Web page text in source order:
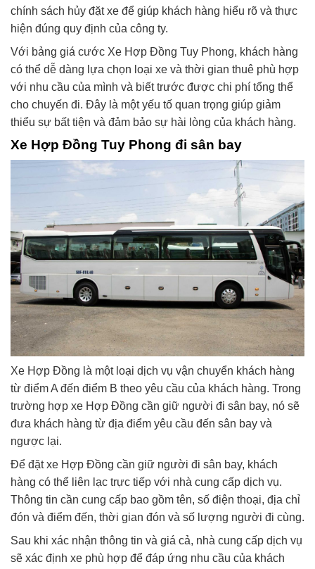
chính sách hủy đặt xe để giúp khách hàng hiểu rõ và thực
hiện đúng quy định của công ty.
Với bảng giá cước Xe Hợp Đồng Tuy Phong, khách hàng
có thể dễ dàng lựa chọn loại xe và thời gian thuê phù hợp
với nhu cầu của mình và biết trước được chi phí tổng thể
cho chuyến đi. Đây là một yếu tố quan trọng giúp giảm
thiểu sự bất tiện và đảm bảo sự hài lòng của khách hàng.
Xe Hợp Đồng Tuy Phong đi sân bay
Xe Hợp Đồng là một loại dịch vụ vận chuyển khách hàng
từ điểm A đến điểm B theo yêu cầu của khách hàng. Trong
trường hợp xe Hợp Đồng cần giữ người đi sân bay, nó sẽ
đưa khách hàng từ địa điểm yêu cầu đến sân bay và
ngược lại.
Để đặt xe Hợp Đồng cần giữ người đi sân bay, khách
hàng có thể liên lạc trực tiếp với nhà cung cấp dịch vụ.
Thông tin cần cung cấp bao gồm tên, số điện thoại, địa chỉ
đón và điểm đến, thời gian đón và số lượng người đi cùng.
Sau khi xác nhận thông tin và giá cả, nhà cung cấp dịch vụ
sẽ xác định xe phù hợp để đáp ứng nhu cầu của khách